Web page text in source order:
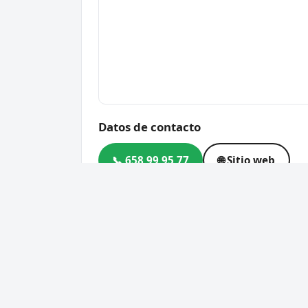
Datos de contacto
📞 658 99 95 77 🌐 Sitio web